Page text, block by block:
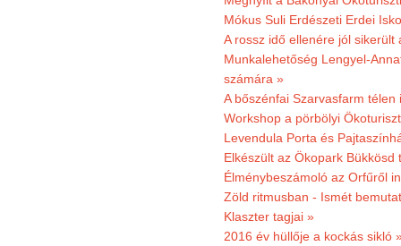
Mókus Suli Erdészeti Erdei
A rossz idő ellenére jól sikerült
Munkalehetőség Lengyel-
számára »
A bőszénfai Szarvasfarm
Workshop a pörbölyi
Levendula Porta és
Elkészült az Ökopark
Élménybeszámoló az Orfűről
Zöld ritmusban - Ismét
Klaszter tagjai »
2016 év hüllője a kockás sikló